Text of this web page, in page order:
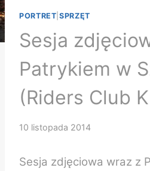
PORTRET |SPRZĘT
Sesja
Patrykiem w
(Riders Club
10 listopada 2014
Sesja zdjęciowa wraz z